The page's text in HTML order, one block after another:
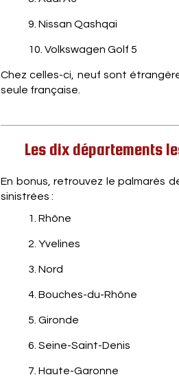
9. Nissan Qashqai
10. Volkswagen Golf 5
Chez celles-ci, neuf sont
seule française.
Les dix départements
En bonus, retrouvez le palmarès
sinistrées :
1. Rhône
2. Yvelines
3. Nord
4. Bouches-du-Rhône
5. Gironde
6. Seine-Saint-Denis
7. Haute-Garonne